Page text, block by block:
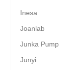
Inesa
Joanlab
Junka Pump
Junyi